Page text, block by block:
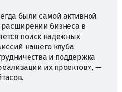
были самой активной
бизнеса в
поиск надежных
нашего клуба
и поддержка
их проектов», —